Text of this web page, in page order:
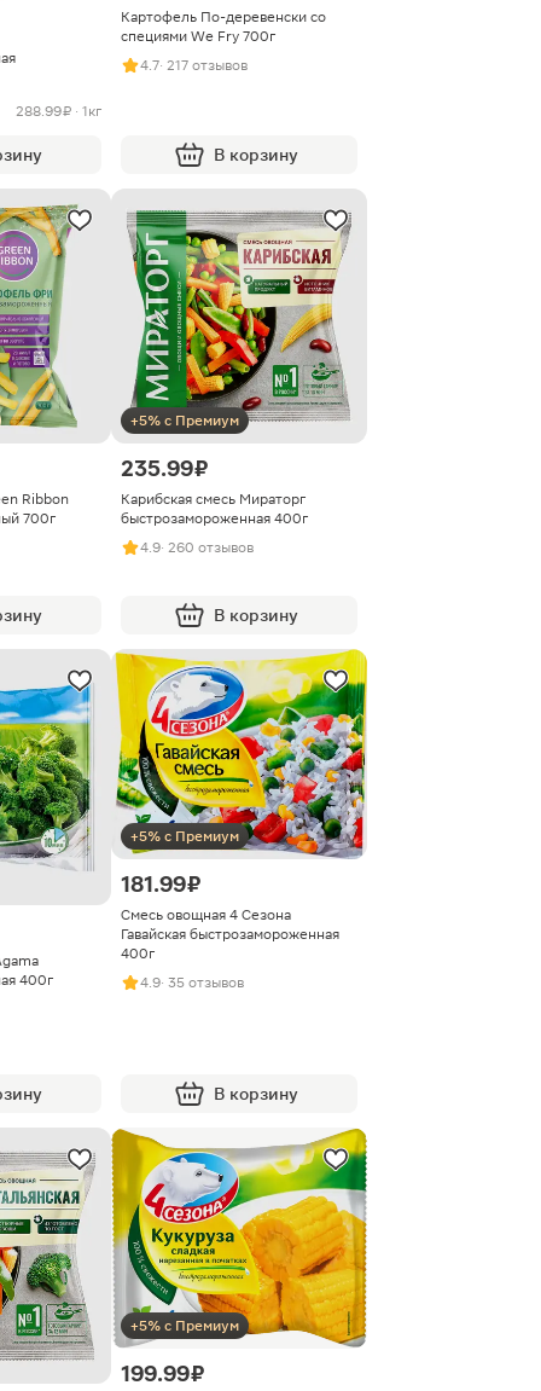
288.99 ₽ · 1кг
Картофель По-деревенски со
специями We Fry 700г
4.7· 217 отзывов
В корзину
Ribbon
700г
+5% с Премиум
235.99 ₽
Карибская смесь Мираторг
быстрозамороженная 400г
4.9· 260 отзывов
В корзину
400г
+5% с Премиум
181.99 ₽
Смесь овощная 4 Сезона
Гавайская быстрозамороженная
400г
4.9· 35 отзывов
В корзину
+5% с Премиум
199.99 ₽